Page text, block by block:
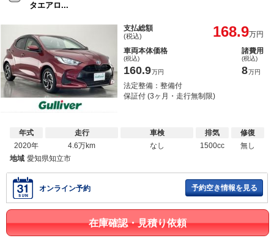
タエアロ...
支払総額
(税込) 168.9万円
車両本体価格
(税込)
160.9万円
諸費用
(税込)
8万円
法定整備：整備付
保証付 (3ヶ月・走行無制限)
年式
2020年
走行
4.6万km
車検
なし
排気
1500cc
修復
無し
地域 愛知県知立市
オンライン予約 予約空き情報を見る
在庫確認・見積り依頼